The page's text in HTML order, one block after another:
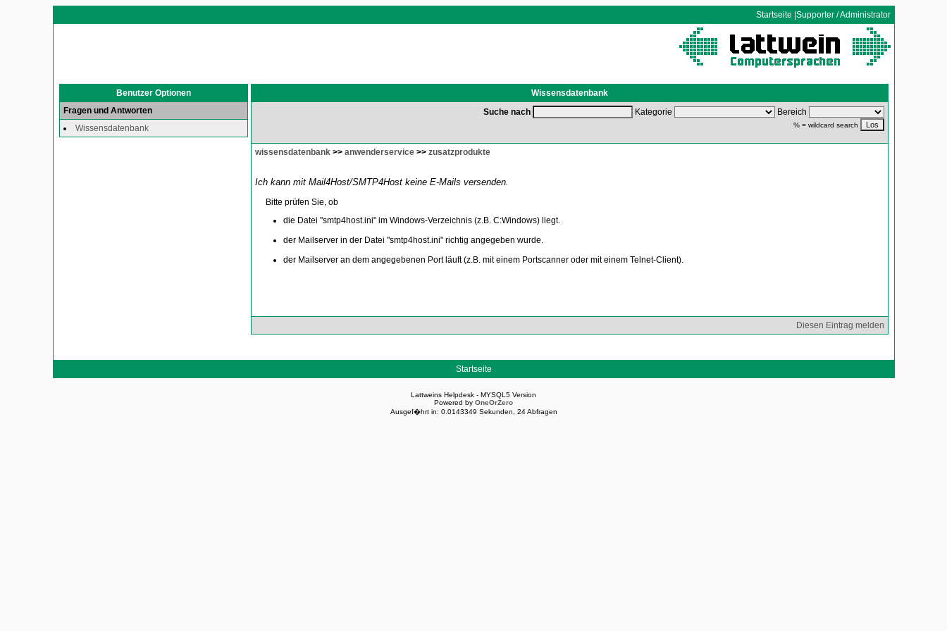
Startseite Supporter / Administrator
Benutzer Optionen
Fragen und Antworten
Wissensdatenbank
Wissensdatenbank
Suche nach
Kategorie Bereich
% = wildcard search
wissensdatenbank>> anwenderservice>> zusatzprodukte
Ich kann mit Mail4Host/SMTP4Host keine E-Mails versenden.
Bitte prüfen Sie, ob
die Datei "smtp4host.ini" im Windows-Verzeichnis (z.B. C:Windows) liegt.
der Mailserver in der Datei "smtp4host.ini" richtig angegeben wurde.
der Mailserver an dem angegebenen Port läuft (z.B. mit einem Portscanner oder mit einem Telnet-Client).
Diesen Eintrag melden
Startseite
Lattweins Helpdesk - MYSQL5 Version
Powered by OneOrZero
Ausgef�hrt in: 0.0143349 Sekunden, 24 Abfragen